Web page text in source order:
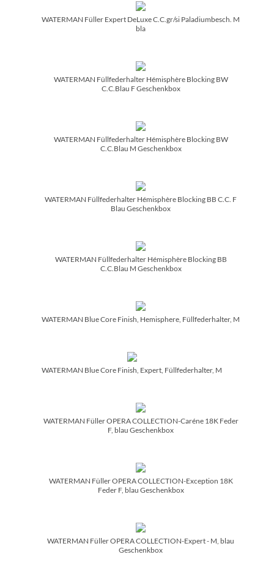
WATERMAN Füller Expert DeLuxe C.C.gr/­si Paladiumbesch. M
bla
WATERMAN Füllfederhalter Hémisphère Blocking BW
C.C.Blau F Geschenkbox
WATERMAN Füllfederhalter Hémisphère Blocking BW
C.C.Blau M Geschenkbox
WATERMAN Füllfederhalter Hémisphère Blocking BB C.C. F
Blau Geschenkbox
WATERMAN Füllfederhalter Hémisphère Blocking BB
C.C.Blau M Geschenkbox
WATERMAN Blue Core Finish, Hemisphere, Füllfederhalter, M
WATERMAN Blue Core Finish, Expert, Füllfederhalter, M
WATERMAN Füller OPERA COLLECTION-Caréne 18K Feder
F, blau Geschenkbox
WATERMAN Füller OPERA COLLECTION-Exception 18K
Feder F, blau Geschenkbox
WATERMAN Füller OPERA COLLECTION-Expert - M, blau
Geschenkbox